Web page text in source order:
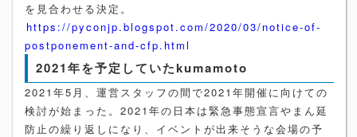
を見合わせる決定。
https://pyconjp.blogspot.com/2020/03/notice-of-
postponement-and-cfp.html
2021年を予定していたkumamoto
2021年5月、運営スタッフの間で2021年開催に向けての
検討が始まった。2021年の日本は緊急事態宣言やまん延
防止の繰り返しになり、イベントが出来そうな会場の予